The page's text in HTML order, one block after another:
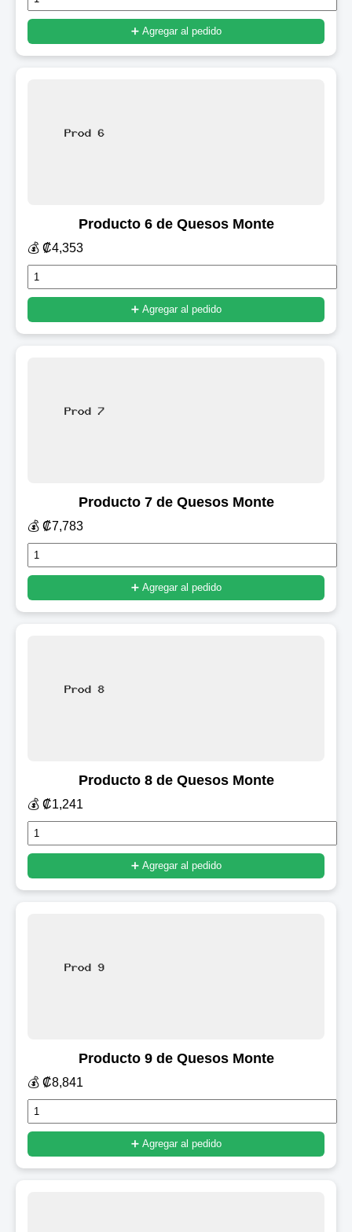
➕ Agregar al pedido
Producto 6 de Quesos Monte
💰 ₡4,353
➕ Agregar al pedido
Producto 7 de Quesos Monte
💰 ₡7,783
➕ Agregar al pedido
Producto 8 de Quesos Monte
💰 ₡1,241
➕ Agregar al pedido
Producto 9 de Quesos Monte
💰 ₡8,841
➕ Agregar al pedido